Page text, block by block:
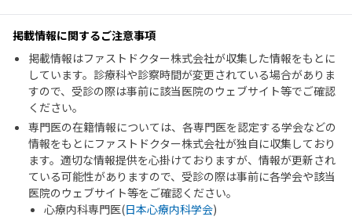
掲載情報に関するご注意事項
掲載情報はファストドクター株式会社が収集した情報をもとに
しています。診療科や診察時間が変更されている場合がありま
すので、受診の際は事前に該当医院のウェブサイト等でご確認
ください。
専門医の在籍情報については、各専門医を認定する学会などの
情報をもとにファストドクター株式会社が独自に収集しており
ます。適切な情報提供を心掛けておりますが、情報が更新され
ている可能性がありますので、受診の際は事前に各学会や該当
医院のウェブサイト等をご確認ください。
心療内科専門医(日本心療内科学会)